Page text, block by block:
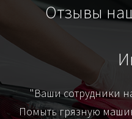
Отзывы
"Ваши сотрудники
Помыть грязную